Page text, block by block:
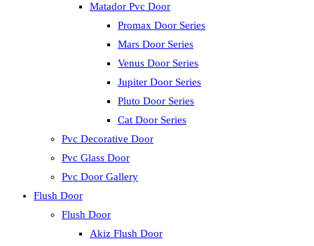
Matador Pvc Door
Promax Door Series
Mars Door Series
Venus Door Series
Jupiter Door Series
Pluto Door Series
Cat Door Series
Pvc Decorative Door
Pvc Glass Door
Pvc Door Gallery
Flush Door
Flush Door
Akiz Flush Door